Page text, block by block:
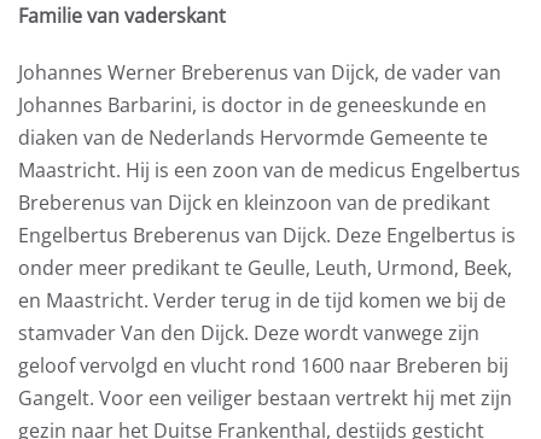
Familie van vaderskant
Johannes Werner Breberenus van Dijck, de vader van
Johannes Barbarini, is doctor in de geneeskunde en
diaken van de Nederlands Hervormde Gemeente te
Maastricht. Hij is een zoon van de medicus Engelbertus
Breberenus van Dijck en kleinzoon van de predikant
Engelbertus Breberenus van Dijck. Deze Engelbertus is
onder meer predikant te Geulle, Leuth, Urmond, Beek,
en Maastricht. Verder terug in de tijd komen we bij de
stamvader Van den Dijck. Deze wordt vanwege zijn
geloof vervolgd en vlucht rond 1600 naar Breberen bij
Gangelt. Voor een veiliger bestaan vertrekt hij met zijn
gezin naar het Duitse Frankenthal, destijds gesticht